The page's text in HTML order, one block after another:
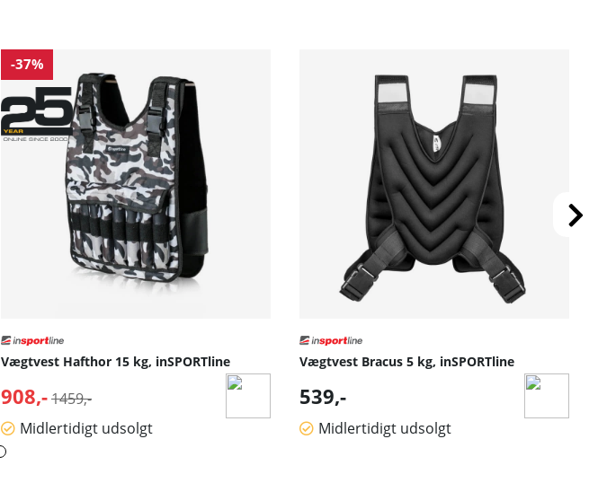
-37%
Vægtvest Hafthor 15 kg, inSPORTline
908,- Normalpris:
1459,-
Midlertidigt udsolgt
Vægtvest Bracus 5 kg, inSPORTline
539,-
Midlertidigt udsolgt